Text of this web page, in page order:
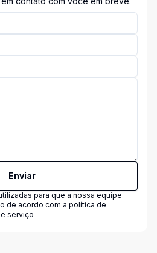
Enviar
para que a nossa equipe
de acordo com a política de
serviço